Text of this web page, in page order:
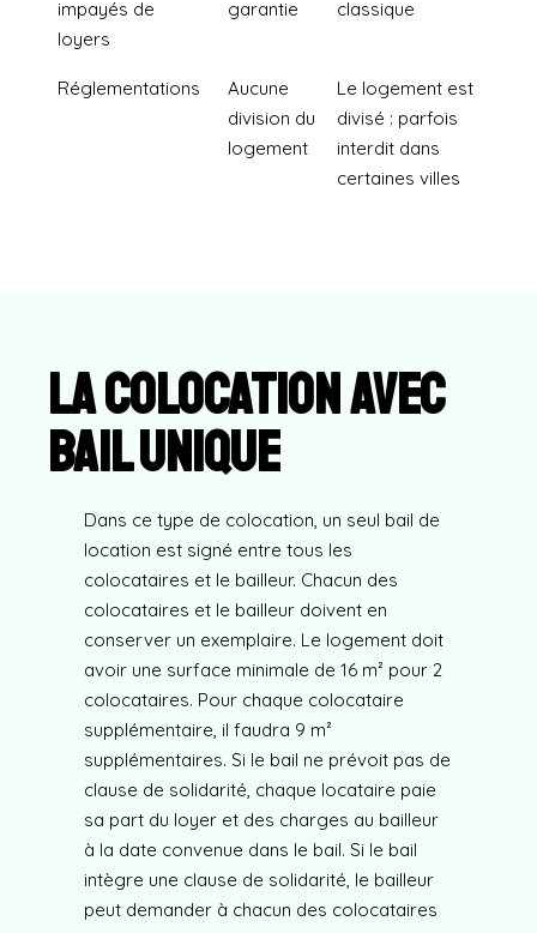
impayés de
loyers
garantie
classique
Réglementations
Aucune
division du
logement
Le logement est
divisé : parfois
interdit dans
certaines villes
La colocation avec
bail unique
Dans ce type de colocation, un seul bail de
location est signé entre tous les
colocataires et le bailleur. Chacun des
colocataires et le bailleur doivent en
conserver un exemplaire. Le logement doit
avoir une surface minimale de 16 m² pour 2
colocataires. Pour chaque colocataire
supplémentaire, il faudra 9 m²
supplémentaires. Si le bail ne prévoit pas de
clause de solidarité, chaque locataire paie
sa part du loyer et des charges au bailleur
à la date convenue dans le bail. Si le bail
intègre une clause de solidarité, le bailleur
peut demander à chacun des colocataires